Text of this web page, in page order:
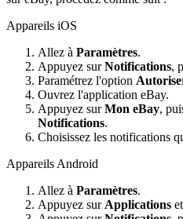
Appareils iOS
Allez à Paramètres.
Appuyez surNotifications,
Paramétrez l'option
Ouvrez l'application eBay.
Appuyez surMon eBay,
Notifications.
Choisissez les notifications
Appareils Android
Allez à Paramètres.
Appuyez sur Applications